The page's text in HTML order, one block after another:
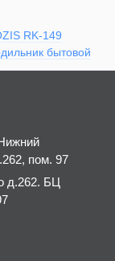
RK-149
бытовой
пом. 97
д.262. БЦ